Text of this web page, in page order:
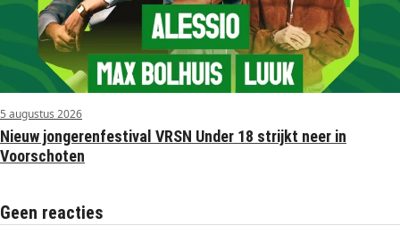
5 augustus 2026
Nieuw jongerenfestival VRSN Under 18 strijkt neer in
Voorschoten
Geen reacties